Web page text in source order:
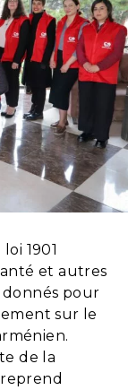
1901
et autres
pour
sur le
de la